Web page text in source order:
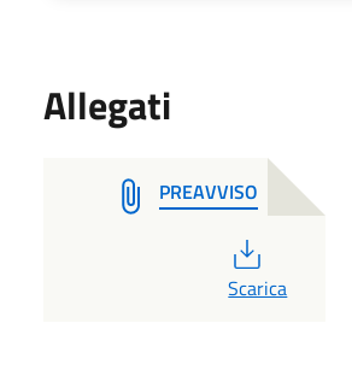
Allegati
PREAVVISO
PDF
Scarica